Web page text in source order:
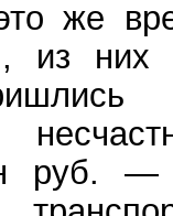
же
из них
руб. —